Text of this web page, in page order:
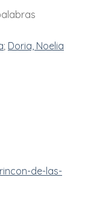
Doria, Noelia
de-las-